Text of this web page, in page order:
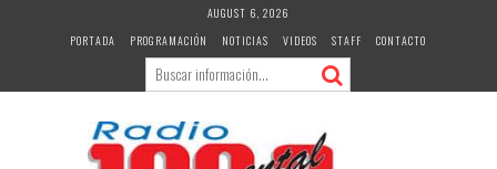
AUGUST 6, 2026
PORTADA
PROGRAMACIÓN NOTICIAS VIDEOS STAFF CONTACTO